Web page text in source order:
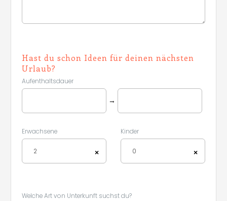
Hast du schon Ideen für deinen nächsten
Urlaub?
Aufenthaltsdauer
→
Erwachsene
×
2
Kinder
×
0
Welche Art von Unterkunft suchst du?